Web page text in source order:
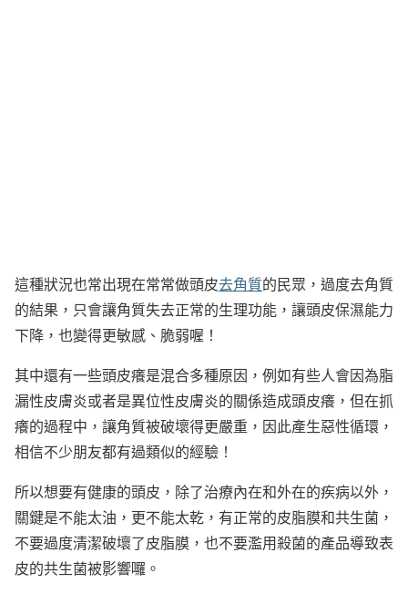
這種狀況也常出現在常常做頭皮去角質的民眾，過度去角質
的結果，只會讓角質失去正常的生理功能，讓頭皮保濕能力
下降，也變得更敏感、脆弱喔！
其中還有一些頭皮癢是混合多種原因，例如有些人會因為脂
漏性皮膚炎或者是異位性皮膚炎的關係造成頭皮癢，但在抓
癢的過程中，讓角質被破壞得更嚴重，因此產生惡性循環，
相信不少朋友都有過類似的經驗！
所以想要有健康的頭皮，除了治療內在和外在的疾病以外，
關鍵是不能太油，更不能太乾，有正常的皮脂膜和共生菌，
不要過度清潔破壞了皮脂膜，也不要濫用殺菌的產品導致表
皮的共生菌被影響囉。